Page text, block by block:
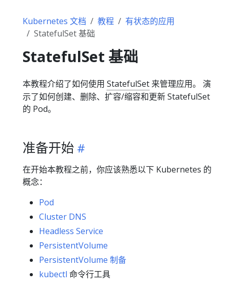
Kubernetes 文档 教程
有状态的应用
StatefulSet 基础
StatefulSet 基础
本教程介绍了如何使用 StatefulSet 来管理应用。 演
示了如何创建、删除、扩容/缩容和更新 StatefulSet
的 Pod。
准备开始
在开始本教程之前，你应该熟悉以下 Kubernetes 的
概念：
Pod
Cluster DNS
Headless Service
PersistentVolume
PersistentVolume 制备
kubectl 命令行工具